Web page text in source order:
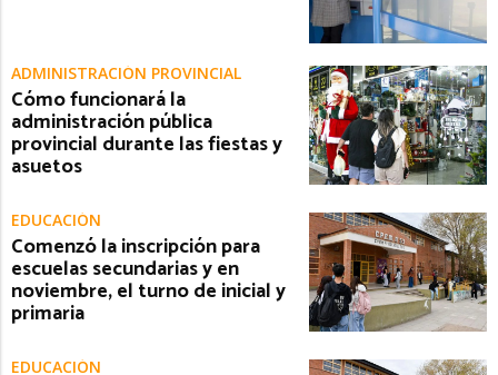
ADMINISTRACIÓN PROVINCIAL
Cómo funcionará la
administración pública
provincial durante las fiestas y
asuetos
EDUCACIÓN
Comenzó la inscripción para
escuelas secundarias y en
noviembre, el turno de inicial y
primaria
EDUCACIÓN